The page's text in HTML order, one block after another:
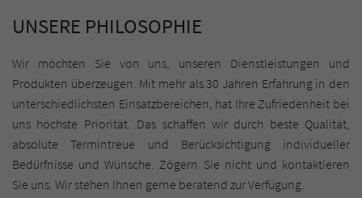
UNSERE PHILOSOPHIE
Wir möchten Sie von uns, unseren Dienstleistungen und
Produkten überzeugen. Mit mehr als 30 Jahren Erfahrung in den
unterschiedlichsten Einsatzbereichen, hat Ihre Zufriedenheit bei
uns höchste Priorität. Das schaffen wir durch beste Qualität,
absolute Termintreue und Berücksichtigung individueller
Bedürfnisse und Wünsche. Zögern Sie nicht und kontaktieren
Sie uns. Wir stehen Ihnen gerne beratend zur Verfügung.